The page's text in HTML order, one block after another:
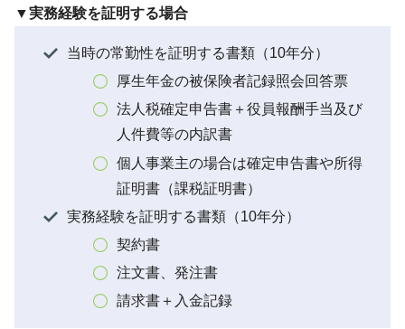
▼実務経験を証明する場合
当時の常勤性を証明する書類（10年分）
厚生年金の被保険者記録照会回答票
法人税確定申告書＋役員報酬手当及び
人件費等の内訳書
個人事業主の場合は確定申告書や所得
証明書（課税証明書）
実務経験を証明する書類（10年分）
契約書
注文書、発注書
請求書＋入金記録